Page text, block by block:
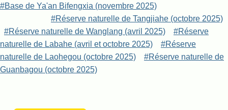
#Base de Ya'an Bifengxia (novembre 2025)
#Réserve naturelle de Tangjiahe (octobre 2025)
#Réserve naturelle de Wanglang (avril 2025)
#Réserve
naturelle de Labahe (avril et octobre 2025)
#Réserve
naturelle de Laohegou (octobre 2025)
#Réserve naturelle de
Guanbagou (octobre 2025)